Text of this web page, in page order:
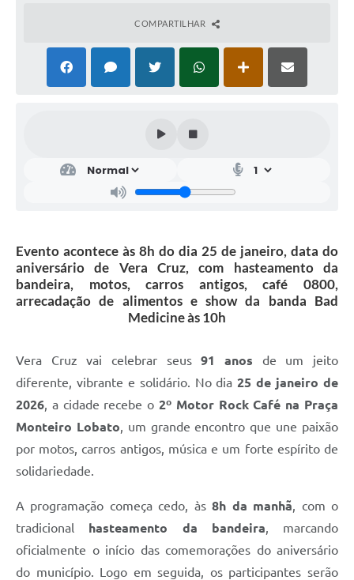
COMPARTILHAR
Evento acontece às 8h do dia 25 de janeiro, data do
aniversário de Vera Cruz, com hasteamento da
bandeira, motos, carros antigos, café 0800,
arrecadação de alimentos e show da banda Bad
Medicine às 10h
Vera Cruz vai celebrar seus91 anos de um jeito
diferente, vibrante e solidário. No dia25 de janeiro de
2026 , a cidade recebe o 2º Motor Rock Café na Praça
Monteiro Lobato , um grande encontro que une paixão
por motos, carros antigos, música e um forte espírito de
solidariedade.
A programação começa cedo, às8h da manhã , com o
tradicional hasteamento da bandeira , marcando
oficialmente o início das comemorações do aniversário
do município. Logo em seguida, os participantes serão